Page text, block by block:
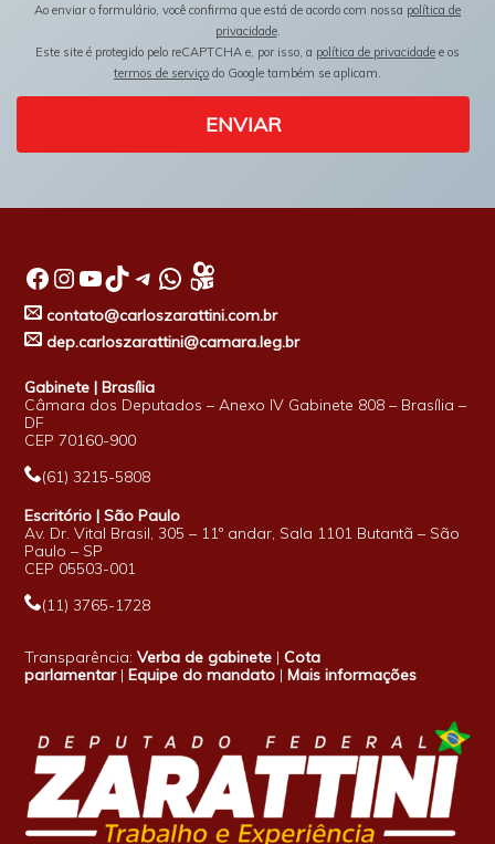
Ao enviar o formulário, você confirma que está de acordo com nossa política de
privacidade.
Este site é protegido pelo reCAPTCHA e, por isso, a política de privacidade e os
termos de serviço do Google também se aplicam.
ENVIAR
Facebook InstagramYoutube TikTok Telegram WhatsApp
contato@carloszarattini.com.br
dep.carloszarattini@camara.leg.br
Gabinete | Brasília
Câmara dos Deputados – Anexo IV Gabinete 808 – Brasília –
DF
CEP 70160-900
(61) 3215-5808
Escritório | São Paulo
Av. Dr. Vital Brasil, 305 – 11º andar, Sala 1101 Butantã – São
Paulo – SP
CEP 05503-001
(11) 3765-1728
Transparência:Verba de gabinete |Cota
parlamentar|Equipe do mandato |Mais informações